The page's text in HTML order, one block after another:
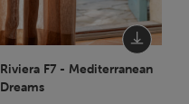
Riviera F7 - Mediterranean
Dreams